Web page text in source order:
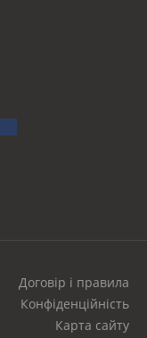
Договір і правила
Конфіденційність
Карта сайту